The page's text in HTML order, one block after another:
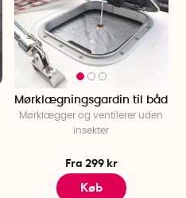
Mørklægningsgardin til båd
Mørklægger og ventilerer uden
insekter
Fra 299 kr
Køb